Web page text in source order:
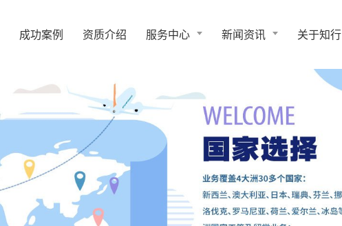
成功案例 资质介绍 服务中心 新闻资讯 关于知行